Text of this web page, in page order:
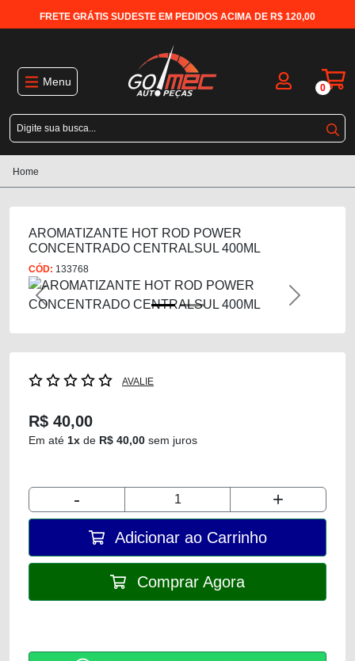
FRETE GRÁTIS SUDESTE EM PEDIDOS ACIMA DE R$ 120,00
Menu 0
Home
AROMATIZANTE HOT ROD POWER
CONCENTRADO CENTRALSUL 400ML
CÓD: 133768
Previous Next
AVALIE
R$ 40,00
Em até 1x de R$ 40,00 sem juros
- +
Adicionar ao Carrinho
Comprar Agora